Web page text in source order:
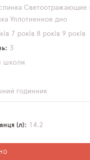
Светоотражающие
Уплотненное дно
7 років 8 років 9 років
3
школи
годинник
(л)
14,2